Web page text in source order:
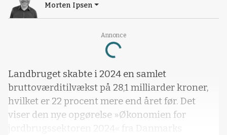
Annonce
Loading...
Morten Ipsen
Landbruget skabte i 2024 en samlet
bruttoværditilvækst på 28,1 milliarder kroner,
hvilket er 22 procent mere end året før. Det
viser den nye opgørelse »Økonomien for
jordbrugssektoren 2024« fra Danmarks